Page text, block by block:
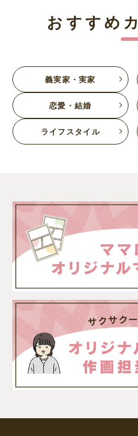
おすすめ
義実家・実家
恋愛・結婚
ライフスタイル